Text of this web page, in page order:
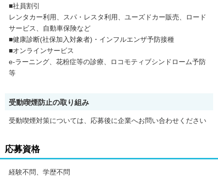
■社員割引
レンタカー利用、スパ・レスタ利用、ユーズドカー販売、ロード
サービス、自動車保険など
■健康診断(社保加入対象者)・インフルエンザ予防接種
■オンラインサービス
e-ラーニング、花粉症等の診療、ロコモティブシンドローム予防
等
受動喫煙防止の取り組み
受動喫煙対策については、応募後に企業へお問い合わせください
応募資格
経験不問、学歴不問